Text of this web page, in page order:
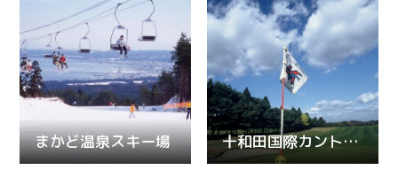
まかど温泉スキー場 十和田国際カントリークラブ